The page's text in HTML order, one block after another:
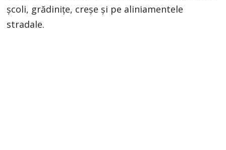
școli, grădinițe, creșe și pe aliniamentele
stradale.